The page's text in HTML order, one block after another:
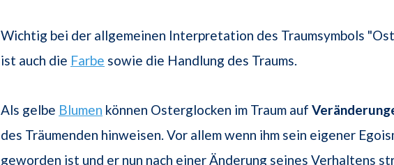
Wichtig bei der allgemeinen Interpretation des Traumsymbols
ist auch die Farbe sowie die Handlung des Traums.
Als gelbe Blumen können Osterglocken im Traum auf
des Träumenden hinweisen. Vor allem wenn ihm sein eigener
geworden ist und er nun nach einer Änderung seines Verhaltens